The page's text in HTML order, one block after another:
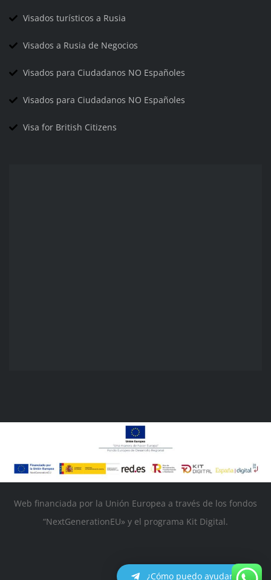
Visados turísticos a Rusia
Visados a Rusia de Negocios
Visados para Ciudadanos NO Españoles
Visados para Ciudadanos NO Españoles
Visa for British Citizens
Web financiada por la Unión Europea a través de los fondos
“NextGenerationEU» y el programa Kit Digital.
¿Cómo puedo ayudarte?